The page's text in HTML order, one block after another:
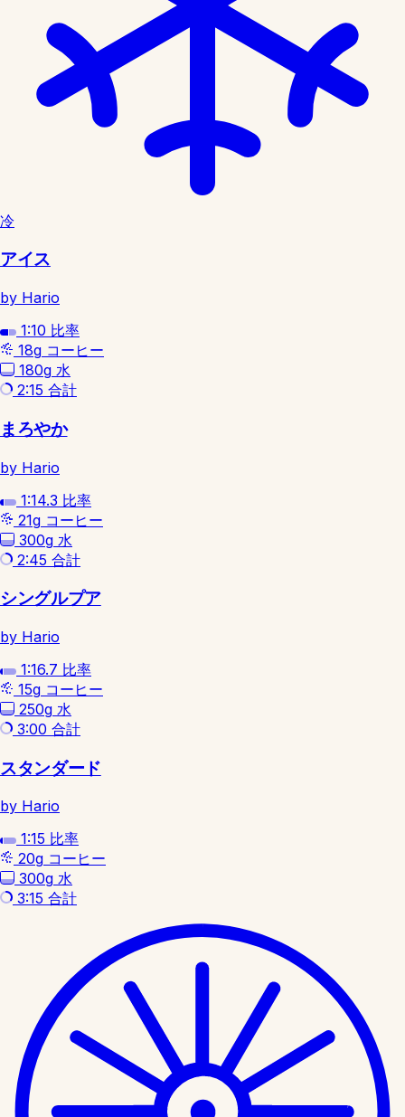
冷
アイス
by Hario
1:10 比率
18g コーヒー
180g 水
2:15 合計
まろやか
by Hario
1:14.3 比率
21g コーヒー
300g 水
2:45 合計
シングルプア
by Hario
1:16.7 比率
15g コーヒー
250g 水
3:00 合計
スタンダード
by Hario
1:15 比率
20g コーヒー
300g 水
3:15 合計